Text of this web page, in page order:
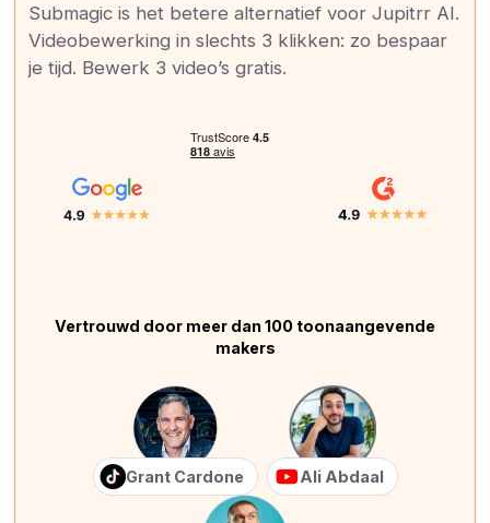
Submagic is het betere alternatief voor Jupitrr AI.
Videobewerking in slechts 3 klikken: zo bespaar
je tijd. Bewerk 3 video’s gratis.
Vertrouwd door meer dan 100 toonaangevende
makers
Grant Cardone Ali Abdaal